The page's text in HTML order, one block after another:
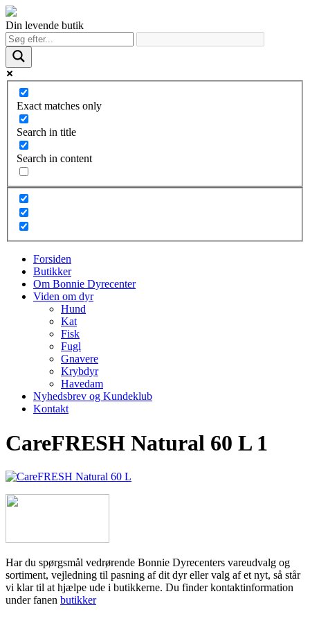
Din levende butik
Exact matches only
Search in title
Search in content
Forsiden
Butikker
Om Bonnie Dyrecenter
Viden om dyr
Hund
Kat
Fisk
Fugl
Gnavere
Krybdyr
Havedam
Nyhedsbrev og Kundeklub
Kontakt
CareFRESH Natural 60 L 1
Har du spørgsmål vedrørende Bonnie Dyrecenters vareudvalg og
sortiment, vejledning til pasning af dit dyr eller valg af et nyt, så står
vi klar til at hjælpe ude i butikkerne. Du finder kontaktinformation
under fanen butikker